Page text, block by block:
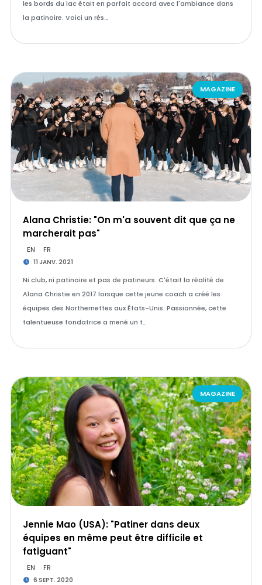
les bords du lac était en parfait accord avec l'ambiance dans
la patinoire. Voici un rés…
MAGAZINE
Alana Christie: "On m'a souvent dit que ça ne
marcherait pas"
EN FR
11 JANV. 2021
Ni club, ni patinoire et pas de patineurs. C'était la réalité de
Alana Christie en 2017 lorsque cette jeune coach a créé les
équipes des Northernettes aux États-Unis. Passionnée, cette
talentueuse fondatrice a mené un t…
MAGAZINE
Jennie Mao (USA): "Patiner dans deux
équipes en même peut être difficile et
fatiguant"
EN FR
6 SEPT. 2020